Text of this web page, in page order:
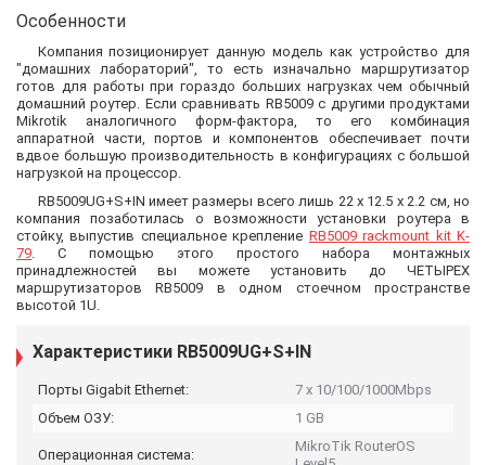
Особенности
Компания позиционирует данную модель как устройство для
"домашних лабораторий", то есть изначально маршрутизатор
готов для работы при гораздо больших нагрузках чем обычный
домашний роутер. Если сравнивать RB5009 с другими продуктами
Mikrotik аналогичного форм-фактора, то его комбинация
аппаратной части, портов и компонентов обеспечивает почти
вдвое большую производительность в конфигурациях с большой
нагрузкой на процессор.
RB5009UG+S+IN имеет размеры всего лишь 22 x 12.5 x 2.2 см, но
компания позаботилась о возможности установки роутера в
стойку, выпустив специальное крепление RB5009 rackmount kit K-
79. С помощью этого простого набора монтажных
принадлежностей вы можете установить до ЧЕТЫРЕХ
маршрутизаторов RB5009 в одном стоечном пространстве
высотой 1U.
Характеристики RB5009UG+S+IN
Порты Gigabit Ethernet:
7 x 10/100/1000Mbps
Объем ОЗУ:
1 GB
Операционная система:
MikroTik RouterOS